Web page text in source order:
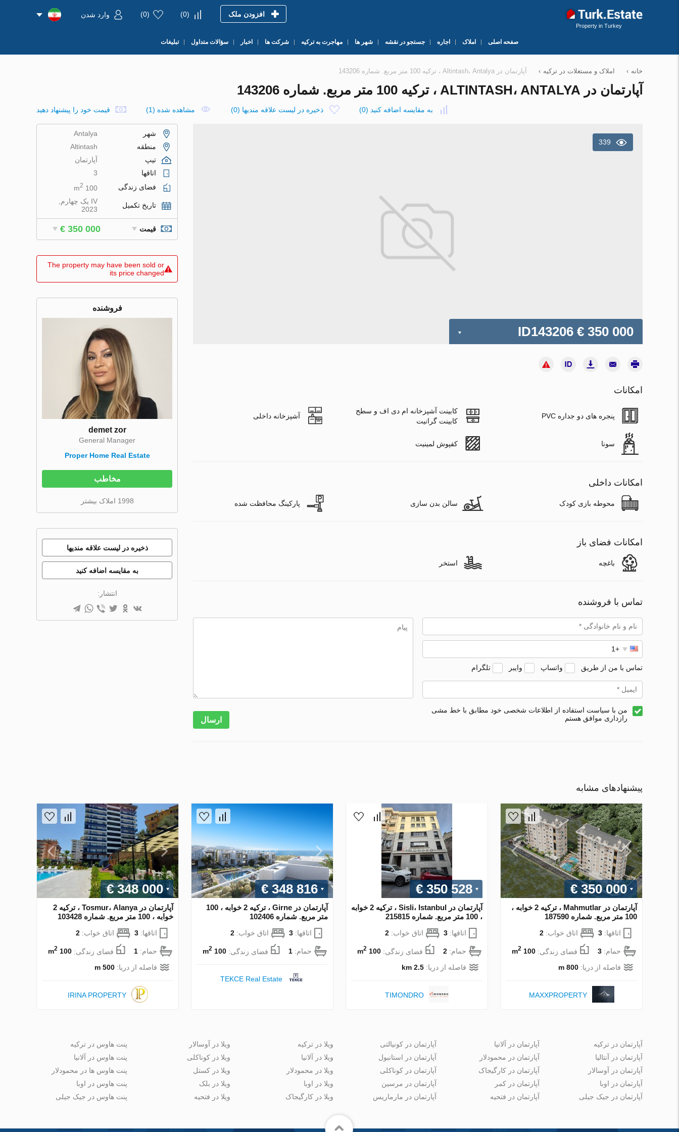
Property in Turkey
افزودن ملک (
0
)
(
0
) وارد شدن
صفحه اصلی املاک اجاره جستجو در نقشه شهر ها مهاجرت به ترکیه شرکت ها اخبار سؤالات متداول تبلیغات
خانه › املاک و مستغلات در ترکیه › آپارتمان در Altintash، Antalya ، ترکیه 100 متر مربع. شماره 143206
آپارتمان در ALTINTASH، ANTALYA ، ترکیه 100 متر مربع. شماره 143206
به مقایسه اضافه کنید (
0
) ذخیره در لیست علاقه مندیها (
0
) مشاهده شده (1) قیمت خود را پیشنهاد دهید
339
ID143206 € 350 000
امکانات
پنجره های دو جداره PVC
کابینت آشپزخانه ام دی اف و سطح
کابینت گرانیت
آشپزخانه داخلی
سونا کفپوش لمینیت
امکانات داخلی
محوطه بازی کودک سالن بدن سازی پارکینگ محافظت شده
امکانات فضای باز
باغچه استخر
تماس با فروشنده
تماس با من از طریق واتساپ وایبر تلگرام
من با سیاست استفاده از اطلاعات شخصی خود مطابق با خط مشی
رازداری موافق هستم
ارسال
شهر
Antalya
منطقه
Altintash
تیپ
آپارتمان
اتاقها
3
فضای زندگی
100 m
2
تاریخ تکمیل
IV یک چهارم,
2023
قیمت € 350 000
The property may have been sold or
its price changed
فروشنده
demet zor
General Manager
Proper Home Real Estate
مخاطب
1998 املاک بیشتر
ذخیره در لیست علاقه مندیها
به مقایسه اضافه کنید
انتشار:
پیشنهادهای مشابه
€ 350 000
آپارتمان در Mahmutlar ، ترکیه 2 خوابه ،
100 متر مربع. شماره 187590
اتاقها: 3 اتاق خواب: 2
حمام: 3 فضای زندگی: 100 m
2
فاصله از دریا: 800 m
MAXXPROPERTY
€ 350 528
آپارتمان در Sisli، Istanbul ، ترکیه 2 خوابه
، 100 متر مربع. شماره 215815
اتاقها: 3 اتاق خواب: 2
حمام: 2 فضای زندگی: 100 m
2
فاصله از دریا: 2.5 km
TIMONDRO
€ 348 816
آپارتمان در Girne ، ترکیه 2 خوابه ، 100
متر مربع. شماره 102406
اتاقها: 3 اتاق خواب: 2
حمام: 1 فضای زندگی: 100 m
2
TEKCE Real Estate
€ 348 000
آپارتمان در Tosmur، Alanya ، ترکیه 2
خوابه ، 100 متر مربع. شماره 103428
اتاقها: 3 اتاق خواب: 2
حمام: 1 فضای زندگی: 100 m
2
فاصله از دریا: 500 m
IRINA PROPERTY
آپارتمان در ترکیه
آپارتمان در آنتالیا
آپارتمان در آوسالار
آپارتمان در اوبا
آپارتمان در جیک جیلی
آپارتمان در آلانیا
آپارتمان در محمودلار
آپارتمان در کارگیجاک
آپارتمان در کمر
آپارتمان در فتحیه
آپارتمان در کونیالتی
آپارتمان در استانبول
آپارتمان در کوناکلی
آپارتمان در مرسین
آپارتمان در مارماریس
ویلا در ترکیه
ویلا در آلانیا
ویلا در محمودلار
ویلا در اوبا
ویلا در کارگیجاک
ویلا در آوسالار
ویلا در کوناکلی
ویلا در کستل
ویلا در بلک
ویلا در فتحیه
پنت هاوس در ترکیه
پنت هاوس در آلانیا
پنت هاوس ها در محمودلار
پنت هاوس در اوبا
پنت هاوس در جیک جیلی